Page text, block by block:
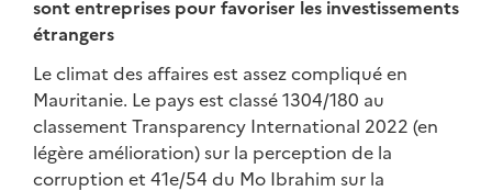
sont entreprises pour favoriser les investissements
étrangers
Le climat des affaires est assez compliqué en
Mauritanie. Le pays est classé 1304/180 au
classement Transparency International 2022 (en
légère amélioration) sur la perception de la
corruption et 41e/54 du Mo Ibrahim sur la